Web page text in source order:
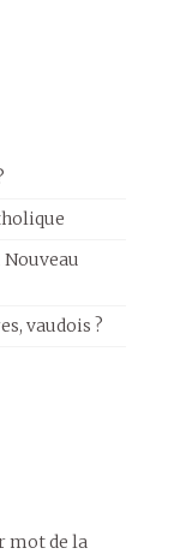
Nouveau
vaudois ?
mot de la